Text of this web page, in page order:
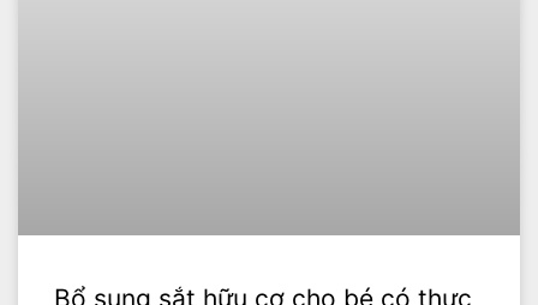
Bổ sung sắt hữu cơ cho bé có thực